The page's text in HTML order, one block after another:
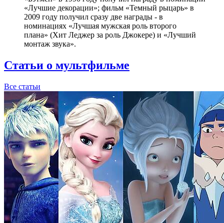
«Лучшие декорации»; фильм «Темный рыцарь» в
2009 году получил сразу две награды - в
номинациях «Лучшая мужская роль второго
плана» (Хит Леджер за роль Джокере) и «Лучший
монтаж звука».
Статьи о мультфильме
Все статьи